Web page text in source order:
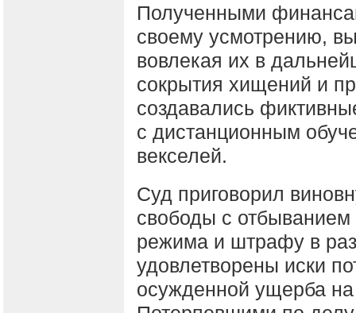
Полученными
своему усмотрению,
вовлекая их в
сокрытия хищений и
создавались
с дистанционным
векселей.
Суд приговорил
свободы с отбыванием
режима и штрафу в
удовлетворены иски
осужденной ущерба